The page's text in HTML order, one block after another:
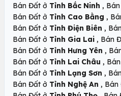
Bán Đất ở Tỉnh Bắc Ninh ,
Bán Đất ở Tỉnh Cao Bằng ,
Bán Đất ở Tỉnh Điện Biên ,
Bán Đất ở Tỉnh Gia Lai , Bán
Bán Đất ở Tỉnh Hưng Yên ,
Bán Đất ở Tỉnh Lai Châu ,
Bán Đất ở Tỉnh Lạng Sơn ,
Bán Đất ở Tỉnh Nghệ An , Bán